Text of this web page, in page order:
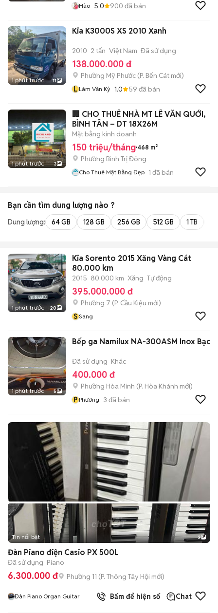
Hào 5.0 900 đã bán
1 phút trước 11
Kia K3000S XS 2010 Xanh
2010 2 tấn Việt Nam Đã sử dụng
138.000.000 đ
Phường Mỹ Phước (P. Bến Cát mới)
L Lâm Văn Kỳ 1.0 59 đã bán
1 phút trước 3
🏢 CHO THUÊ NHÀ MT LÊ VĂN QUỚI,
BÌNH TÂN – DT 18X26M
Mặt bằng kinh doanh
150 triệu/tháng 468 m²
Phường Bình Trị Đông
Cho Thuê Mặt Bằng Đẹp 1 đã bán
Bạn cần tìm dung lượng nào ?
Dung lượng: 64 GB 128 GB 256 GB 512 GB 1 TB
1 phút trước 20
Kia Sorento 2015 Xăng Vàng Cát
80.000 km
2015 80.000 km Xăng Tự động
395.000.000 đ
Phường 7 (P. Cầu Kiệu mới)
S Sang
1 phút trước 5
Bếp ga Namilux NA-300ASM Inox Bạc
Đã sử dụng Khác
400.000 đ
Phường Hòa Minh (P. Hòa Khánh mới)
P Phương 3 đã bán
Tin nổi bật 3
Đàn Piano điện Casio PX 500L
Đã sử dụng Piano
6.300.000 đ Phường 11 (P. Thông Tây Hội mới)
Đàn Piano Organ Guitar Bấm để hiện số Chat